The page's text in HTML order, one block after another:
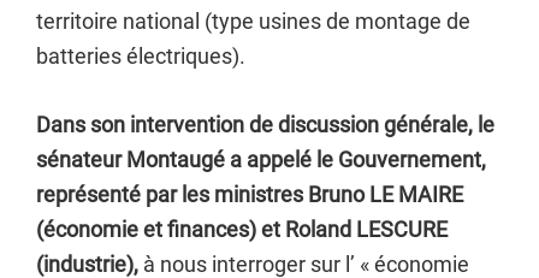
territoire national (type usines de montage de
batteries électriques).
Dans son intervention de discussion générale, le
sénateur Montaugé a appelé le Gouvernement,
représenté par les ministres Bruno LE MAIRE
(économie et finances) et Roland LESCURE
(industrie), à nous interroger sur l’ « économie